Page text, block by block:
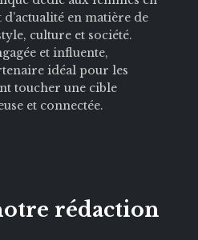
en matière de
culture et société.
et influente,
idéal pour les
toucher une cible
et connectée.
rédaction